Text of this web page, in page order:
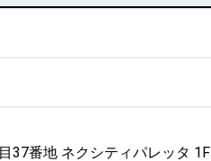
37番地 ネクシティパレッタ 1F